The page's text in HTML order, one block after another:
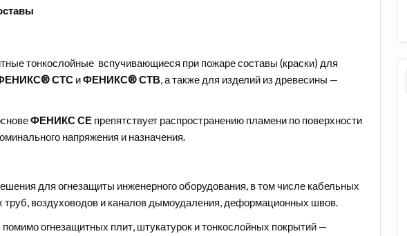
тонкослойные вспучивающиеся при пожаре составы (краски) для
СТС иФЕНИКС® СТВ , а также для изделий из древесины —
ФЕНИКС СЕ препятствует распространению пламени по поверхности
напряжения и назначения.
для огнезащиты инженерного оборудования, в том числе кабельных
труб, воздуховодов и каналов дымоудаления, деформационных швов.
огнезащитных плит, штукатурок и тонкослойных покрытий —